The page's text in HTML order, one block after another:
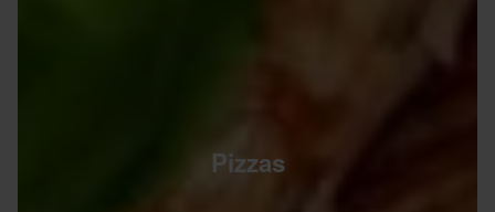
Pizzas